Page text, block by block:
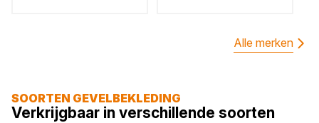
Alle merken
SOORTEN GEVELBEKLEDING
Verkrijgbaar in verschillende soorten